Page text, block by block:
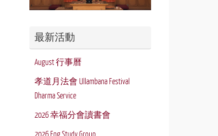
最新活動
August 行事曆
孝道月法會 Ullambana Festival
Dharma Service
2026 幸福分會讀書會